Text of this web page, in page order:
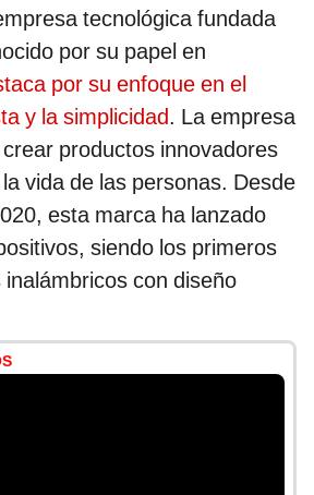
tecnológica fundada
por su papel en
por su enfoque en el
y la simplicidad. La empresa
productos innovadores
vida de las personas. Desde
esta marca ha lanzado
siendo los primeros
con diseño